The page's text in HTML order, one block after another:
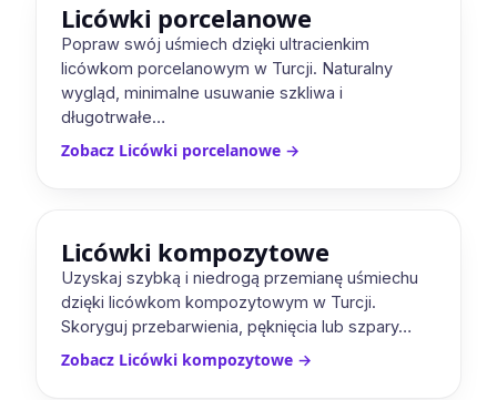
Licówki porcelanowe
Popraw swój uśmiech dzięki ultracienkim
licówkom porcelanowym w Turcji. Naturalny
wygląd, minimalne usuwanie szkliwa i
długotrwałe…
Zobacz Licówki porcelanowe →
Licówki kompozytowe
Uzyskaj szybką i niedrogą przemianę uśmiechu
dzięki licówkom kompozytowym w Turcji.
Skoryguj przebarwienia, pęknięcia lub szpary…
Zobacz Licówki kompozytowe →